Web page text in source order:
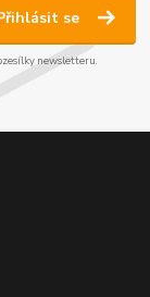
se
newsletteru.